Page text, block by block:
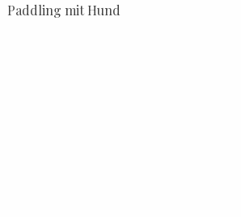
Paddling mit Hund